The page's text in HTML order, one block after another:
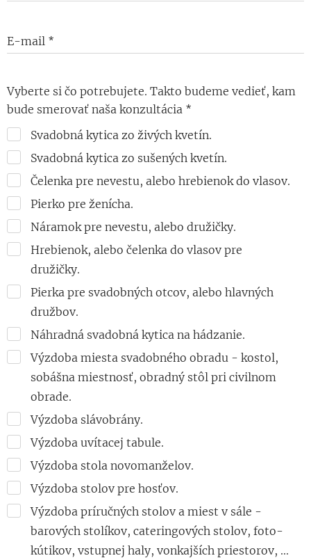
E-mail
Vyberte si čo potrebujete. Takto budeme vedieť, kam
bude smerovať naša konzultácia
Svadobná kytica zo živých kvetín.
Svadobná kytica zo sušených kvetín.
Čelenka pre nevestu, alebo hrebienok do vlasov.
Pierko pre ženícha.
Náramok pre nevestu, alebo družičky.
Hrebienok, alebo čelenka do vlasov pre
družičky.
Pierka pre svadobných otcov, alebo hlavných
družbov.
Náhradná svadobná kytica na hádzanie.
Výzdoba miesta svadobného obradu - kostol,
sobášna miestnosť, obradný stôl pri civilnom
obrade.
Výzdoba slávobrány.
Výzdoba uvítacej tabule.
Výzdoba stola novomanželov.
Výzdoba stolov pre hosťov.
Výzdoba príručných stolov a miest v sále -
barových stolíkov, cateringových stolov, foto-
kútikov, vstupnej haly, vonkajších priestorov, ...